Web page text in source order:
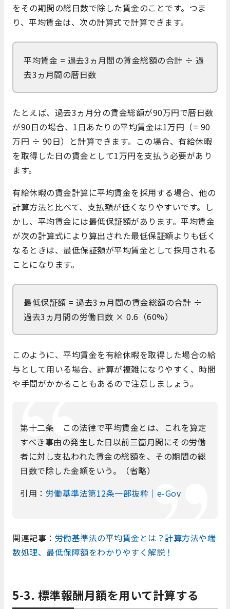
をその期間の総日数で除した賃金のことです。つま
り、平均賃金は、次の計算式で計算できます。
平均賃金 = 過去3ヵ月間の賃金総額の合計 ÷ 過
去3ヵ月間の暦日数
たとえば、過去3ヵ月分の賃金総額が90万円で暦日数
が90日の場合、1日あたりの平均賃金は1万円（= 90
万円 ÷ 90日）と計算できます。この場合、有給休暇
を取得した日の賃金として1万円を支払う必要があり
ます。
有給休暇の賃金計算に平均賃金を採用する場合、他の
計算方法と比べて、支払額が低くなりやすいです。し
かし、平均賃金には最低保証額があります。平均賃金
が次の計算式により算出された最低保証額よりも低く
なるときは、最低保証額が平均賃金として採用される
ことになります。
最低保証額 = 過去3ヵ月間の賃金総額の合計 ÷
過去3ヵ月間の労働日数 × 0.6（60%）
このように、平均賃金を有給休暇を取得した場合の給
与として用いる場合、計算が複雑になりやすく、時間
や手間がかかることもあるので注意しましょう。
第十二条 この法律で平均賃金とは、これを算定
すべき事由の発生した日以前三箇月間にその労働
者に対し支払われた賃金の総額を、その期間の総
日数で除した金額をいう。（省略）
引用： 労働基準法第12条一部抜粋｜e-Gov
関連記事： 労働基準法の平均賃金とは？計算方法や端
数処理、最低保障額をわかりやすく解説！
5-3. 標準報酬月額を用いて計算する